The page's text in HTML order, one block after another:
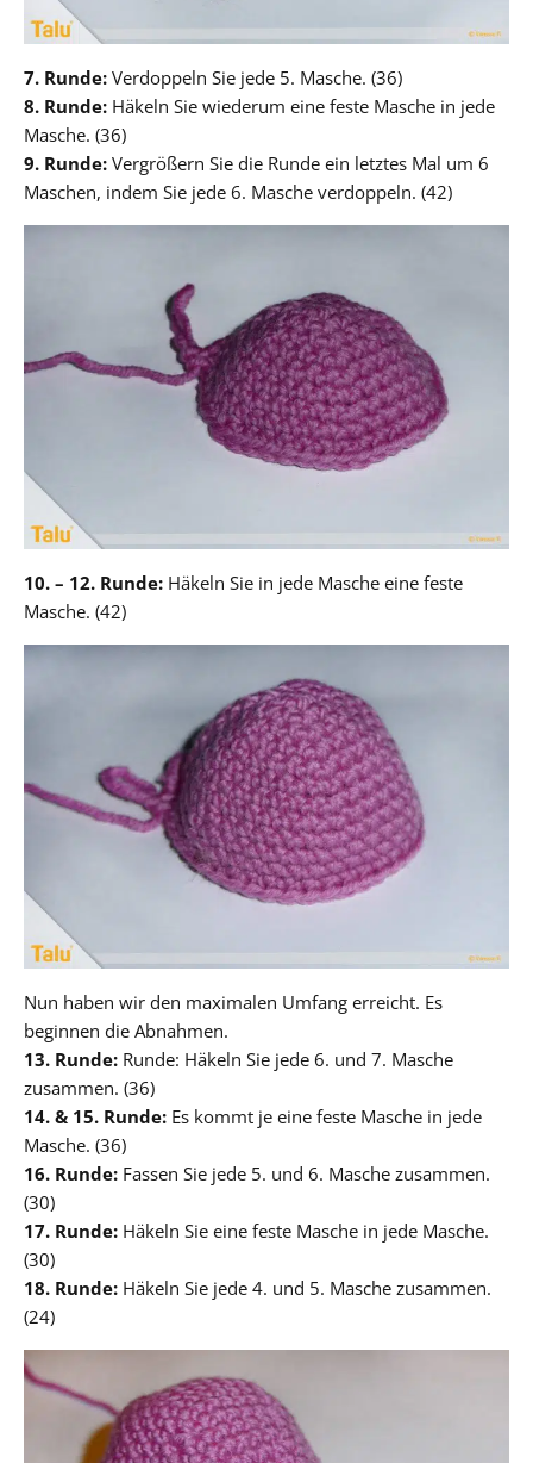
7. Runde: Verdoppeln Sie jede 5. Masche. (36)
8. Runde: Häkeln Sie wiederum eine feste Masche in jede
Masche. (36)
9. Runde: Vergrößern Sie die Runde ein letztes Mal um 6
Maschen, indem Sie jede 6. Masche verdoppeln. (42)
10. – 12. Runde: Häkeln Sie in jede Masche eine feste
Masche. (42)
Nun haben wir den maximalen Umfang erreicht. Es
beginnen die Abnahmen.
13. Runde: Runde: Häkeln Sie jede 6. und 7. Masche
zusammen. (36)
14. & 15. Runde: Es kommt je eine feste Masche in jede
Masche. (36)
16. Runde: Fassen Sie jede 5. und 6. Masche zusammen.
(30)
17. Runde: Häkeln Sie eine feste Masche in jede Masche.
(30)
18. Runde: Häkeln Sie jede 4. und 5. Masche zusammen.
(24)